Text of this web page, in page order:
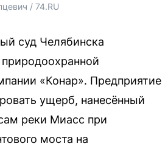
/ 74.RU
суд Челябинска
«Конар». Предприятие
ущерб, нанесённый
реки Миасс при
моста на